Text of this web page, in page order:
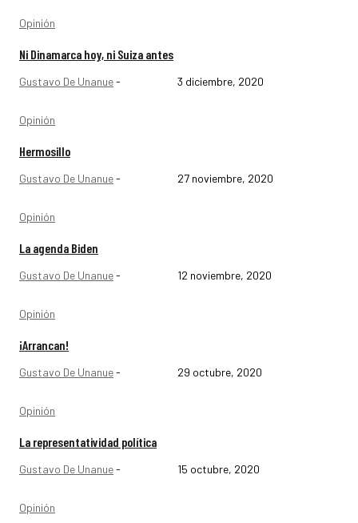
Opinión
Ni Dinamarca hoy, ni Suiza antes
Gustavo De Unanue- 3 diciembre, 2020
Opinión
Hermosillo
Gustavo De Unanue- 27 noviembre, 2020
Opinión
La agenda Biden
Gustavo De Unanue- 12 noviembre, 2020
Opinión
¡Arrancan!
Gustavo De Unanue- 29 octubre, 2020
Opinión
La representatividad política
Gustavo De Unanue- 15 octubre, 2020
Opinión